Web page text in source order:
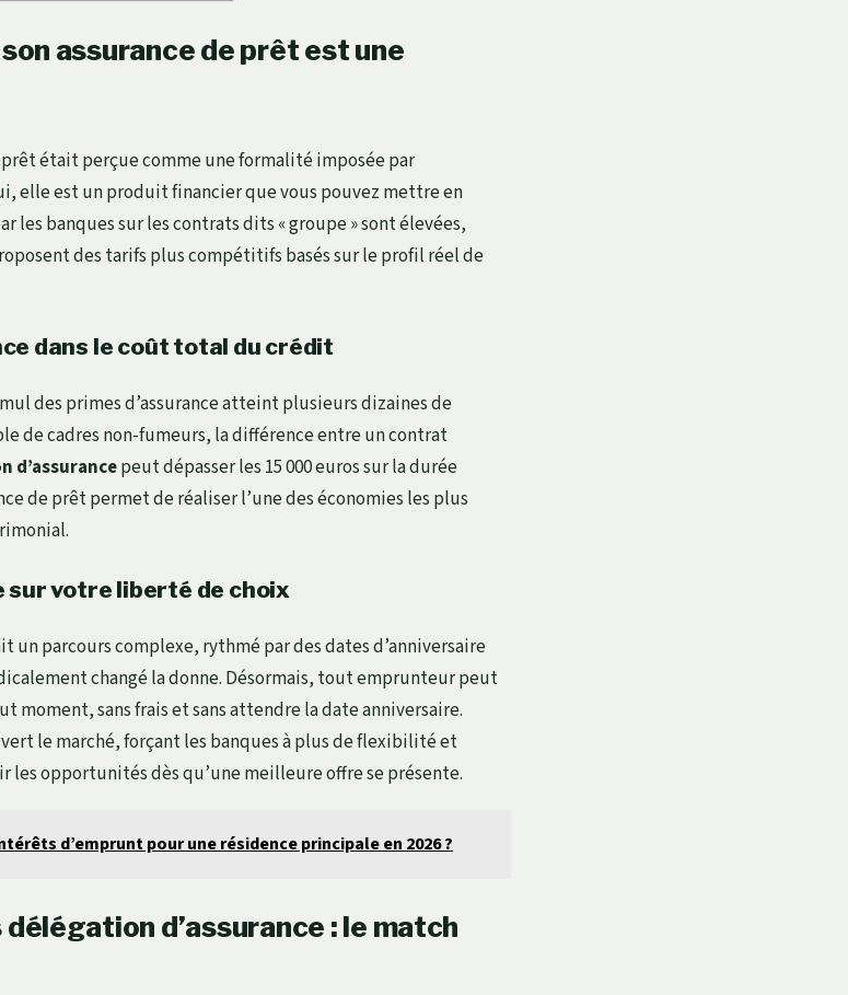
assurance de prêt est une
était perçue comme une formalité imposée par
elle est un produit financier que vous pouvez mettre en
les banques sur les contrats dits « groupe » sont élevées,
des tarifs plus compétitifs basés sur le profil réel de
dans le coût total du crédit
des primes d’assurance atteint plusieurs dizaines de
de cadres non-fumeurs, la différence entre un contrat
d’assurancepeut dépasser les 15 000 euros sur la durée
de prêt permet de réaliser l’une des économies les plus
sur votre liberté de choix
un parcours complexe, rythmé par des dates d’anniversaire
changé la donne. Désormais, tout emprunteur peut
moment, sans frais et sans attendre la date anniversaire.
le marché, forçant les banques à plus de flexibilité et
opportunités dès qu’une meilleure offre se présente.
d’emprunt pour une résidence principale en 2026 ?
d’assurance : le match